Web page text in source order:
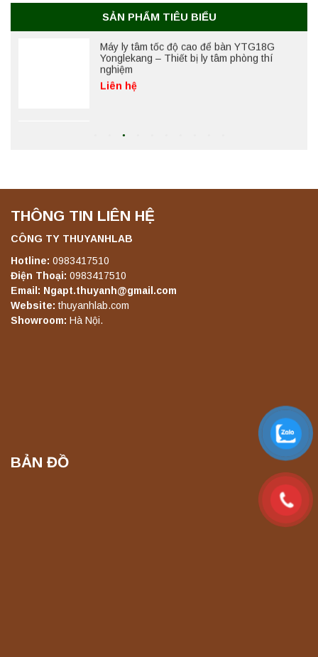
SẢN PHẨM TIÊU BIỂU
Liên hệ
Máy ly tâm tốc độ thấp để bàn YKL04A
Yonglekang – Máy ly tâm phòng thí nghiệm
Liên hệ
Máy ly tâm tốc độ thấp để bàn YKL02A
Máy ly tâm tốc độ thấp để bàn TD5A
nghiệm
Liên hệ
Máy ly tâm tốc độ thấp để bàn TD5Z
nghiệm
Yonglekang – Thiết bị ly tâm phòng thí
THÔNG TIN LIÊN HỆ
CÔNG TY THUYANHLAB
Hotline: 0983417510
Điện Thoại: 0983417510
Email: Ngapt.thuyanh@gmail.com
Website: thuyanhlab.com
Showroom: Hà Nội.
BẢN ĐỒ